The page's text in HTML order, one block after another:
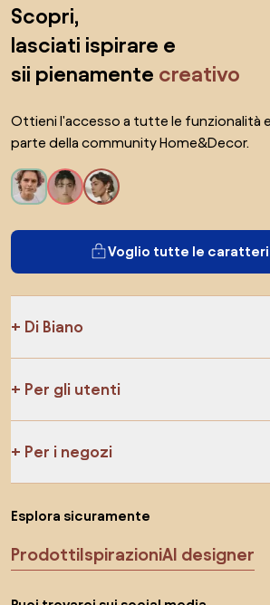
Scopri,
lasciati ispirare e
sii pienamente creativo
Ottieni l'accesso a tutte le funzionalità
parte della community Home&Decor.
Voglio tutte le
Di Biano
Per gli utenti
Per i negozi
Esplora sicuramente
ProdottiIspirazioniAI designer